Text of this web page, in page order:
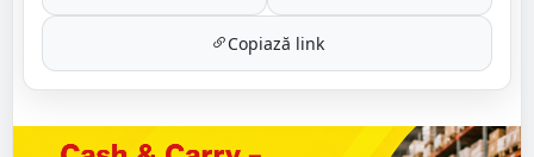
Copiază link